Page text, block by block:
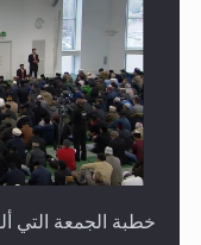
خطبة الجمعة التي